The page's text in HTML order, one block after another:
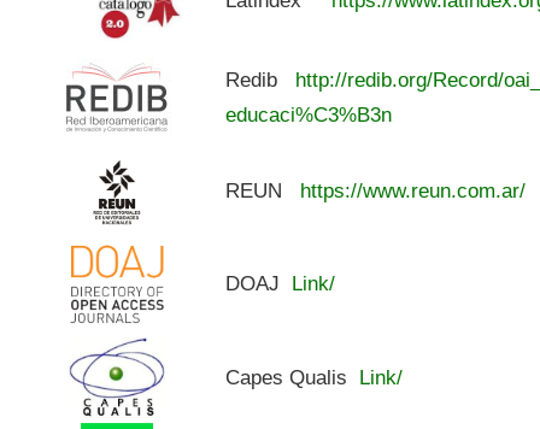
Redib
http://redib.org/Record/
educaci%C3%B3n
REUN https://www.reun.com.ar/
DOAJ Link/
Capes Qualis Link/